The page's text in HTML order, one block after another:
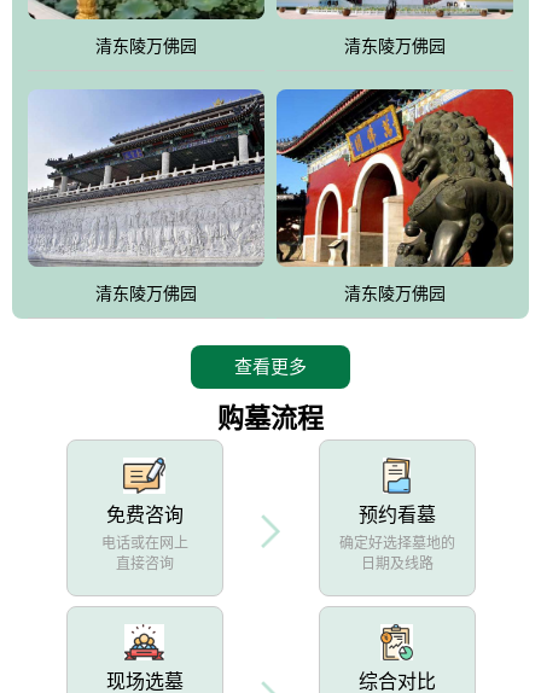
式园林。
万佛园工程一期占地448亩，目前完成投资近12亿元人民币，园区采
用全仿古式建筑，寻求与世界文化遗产地清东陵的和谐统一，在园
区建设中寻求陵园建设与景区建设的有机融合，充分发挥独一无二
的地形优势，打造现代艺术园林，建设旅游景观、寺庙、酒店等综
合服务设施，服务于陵园经营，使企业的多元化经营项目相互依
托、相互促进，园区绿化覆盖率达90%。
设计建造各种墓地墓位3万个；主体建筑金宝塔，墓位容量8万个，
能适应不同消费阶层的需求，为客户提供墓碑设计制作服务、特色
清东陵万佛园 清东陵万佛园
清东陵万佛园 清东陵万佛园
查看更多
购墓流程
免费咨询
电话或在网上
直接咨询
预约看墓
确定好选择墓地的
日期及线路
现场选墓 综合对比